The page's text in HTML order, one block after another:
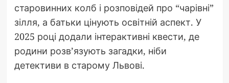
старовинних колб і розповідей про “чарівні”
зілля, а батьки цінують освітній аспект. У
2025 році додали інтерактивні квести, де
родини розв’язують загадки, ніби
детективи в старому Львові.